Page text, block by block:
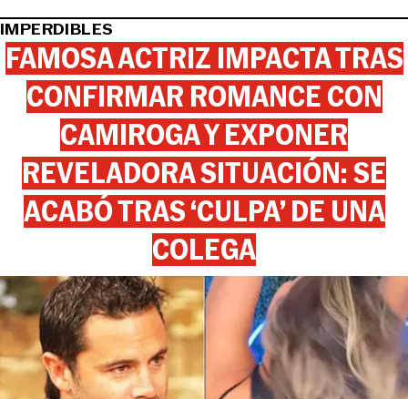
IMPERDIBLES
FAMOSA ACTRIZ IMPACTA TRAS
CONFIRMAR ROMANCE CON
CAMIROGA Y EXPONER
REVELADORA SITUACIÓN: SE
ACABÓ TRAS ‘CULPA’ DE UNA
COLEGA